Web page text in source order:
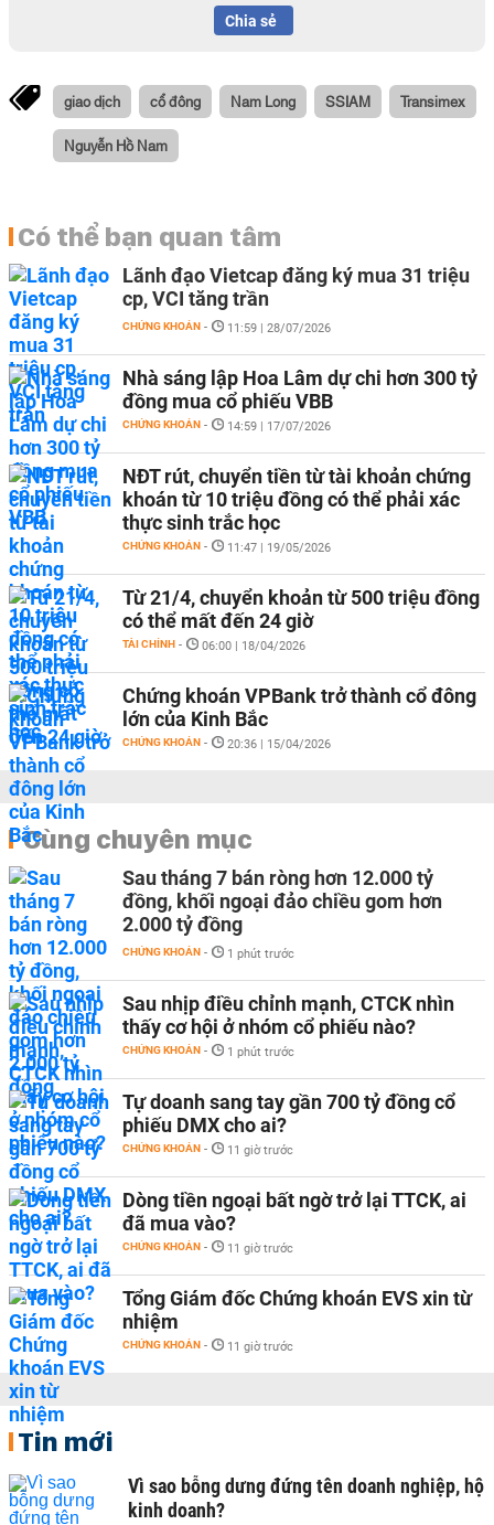
Chia sẻ
giao dịch cổ đông Nam Long SSIAM Transimex
Nguyễn Hồ Nam
Có thể bạn quan tâm
Lãnh đạo Vietcap đăng ký mua 31 triệu
cp, VCI tăng trần
CHỨNG KHOÁN - 11:59 | 28/07/2026
Nhà sáng lập Hoa Lâm dự chi hơn 300 tỷ
đồng mua cổ phiếu VBB
CHỨNG KHOÁN - 14:59 | 17/07/2026
NĐT rút, chuyển tiền từ tài khoản chứng
khoán từ 10 triệu đồng có thể phải xác
thực sinh trắc học
CHỨNG KHOÁN - 11:47 | 19/05/2026
Từ 21/4, chuyển khoản từ 500 triệu đồng
có thể mất đến 24 giờ
TÀI CHÍNH - 06:00 | 18/04/2026
Chứng khoán VPBank trở thành cổ đông
lớn của Kinh Bắc
CHỨNG KHOÁN - 20:36 | 15/04/2026
Cùng chuyên mục
Sau tháng 7 bán ròng hơn 12.000 tỷ
đồng, khối ngoại đảo chiều gom hơn
2.000 tỷ đồng
CHỨNG KHOÁN - 1 phút trước
Sau nhịp điều chỉnh mạnh, CTCK nhìn
thấy cơ hội ở nhóm cổ phiếu nào?
CHỨNG KHOÁN - 1 phút trước
Tự doanh sang tay gần 700 tỷ đồng cổ
phiếu DMX cho ai?
CHỨNG KHOÁN - 11 giờ trước
Dòng tiền ngoại bất ngờ trở lại TTCK, ai
đã mua vào?
CHỨNG KHOÁN - 11 giờ trước
Tổng Giám đốc Chứng khoán EVS xin từ
nhiệm
CHỨNG KHOÁN - 11 giờ trước
Tin mới
Vì sao bỗng dưng đứng tên doanh nghiệp, hộ
kinh doanh?